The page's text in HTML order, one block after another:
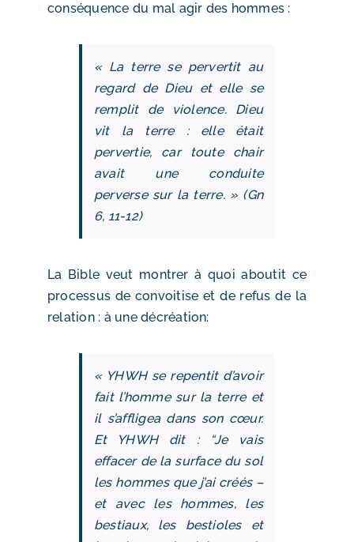
conséquence du mal agir des hommes :
« La terre se pervertit au
regard de Dieu et elle se
remplit de violence. Dieu
vit la terre : elle était
pervertie, car toute chair
avait une conduite
perverse sur la terre. » (Gn
6, 11‑12)
La Bible veut montrer à quoi aboutit ce
processus de convoitise et de refus de la
relation : à une décréation:
« YHWH se repentit d’avoir
fait l’homme sur la terre et
il s’affligea dans son cœur.
Et YHWH dit : “Je vais
effacer de la surface du sol
les hommes que j’ai créés –
et avec les hommes, les
bestiaux, les bestioles et